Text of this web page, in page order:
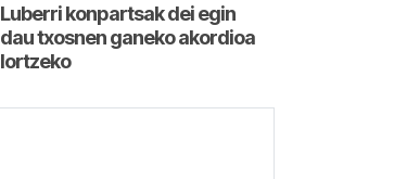
Luberri konpartsak dei egin
dau txosnen ganeko akordioa
lortzeko